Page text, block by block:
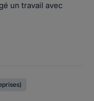
un travail avec